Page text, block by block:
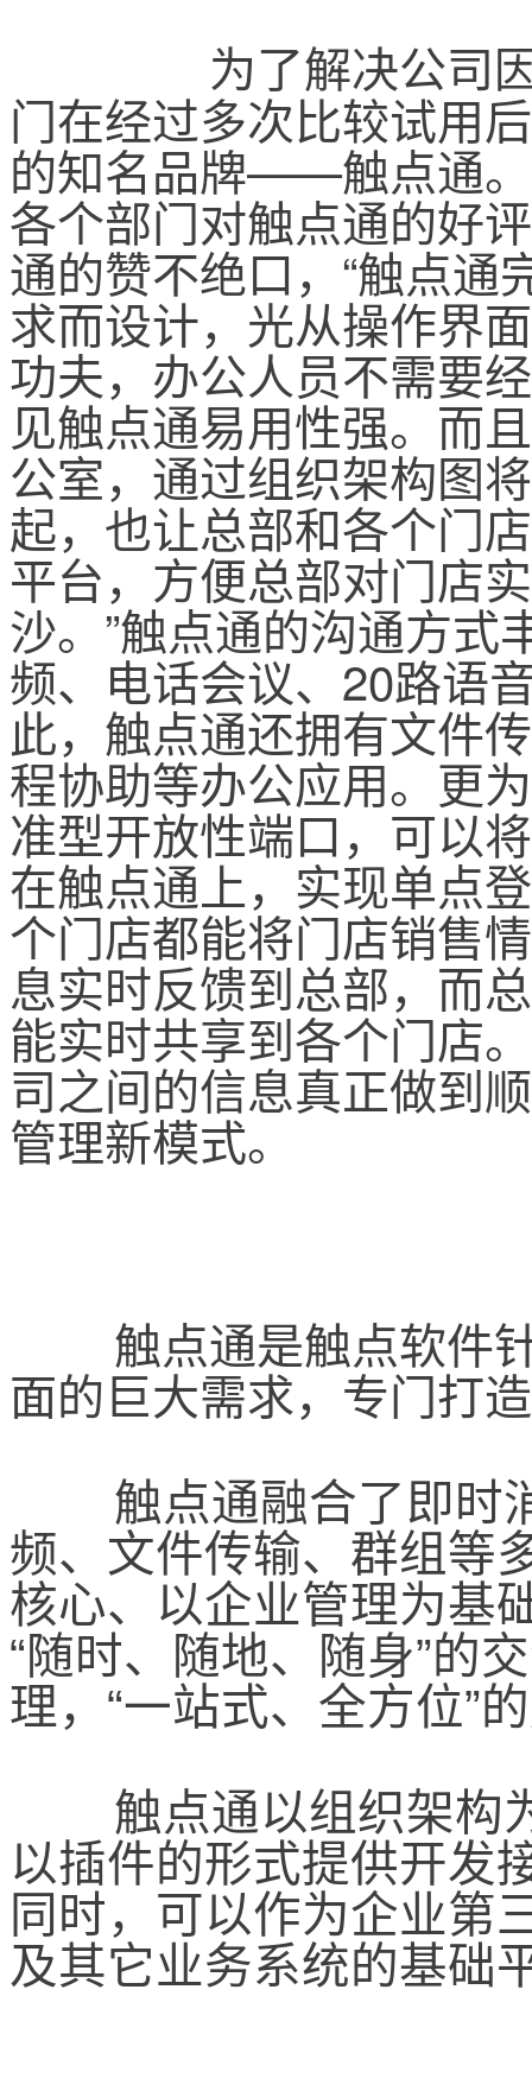
为了解决公司因
门在经过多次比较试用
的知名品牌——触点通
各个部门对触点通的好
通的赞不绝口，“触点通
求而设计，光从操作界
功夫，办公人员不需要
见触点通易用性强。而
公室，通过组织架构图
起，也让总部和各个门
平台，方便总部对门店
沙。”触点通的沟通方式
频、电话会议、20路
此，触点通还拥有文件
程协助等办公应用。更
准型开放性端口，可以
在触点通上，实现单点
个门店都能将门店销售
息实时反馈到总部，而
能实时共享到各个门店
司之间的信息真正做到
管理新模式。
触点通是触点软件
面的巨大需求，专门打
触点通融合了即时
频、文件传输、群组等
核心、以企业管理为基
“随时、随地、随身”的
理， “一站式、全方位”
触点通以组织架构
以插件的形式提供开发
同时，可以作为企业第
及其它业务系统的基础